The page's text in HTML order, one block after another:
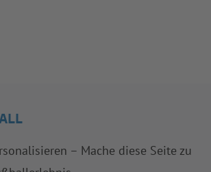
– Mache diese Seite zu